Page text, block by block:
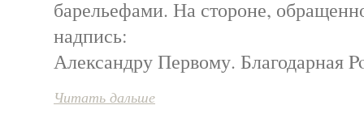
барельефами. На стороне,
надпись:
Александру Первому. Благодарная
Читать дальше